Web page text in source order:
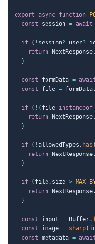
export async function
const session = await
if ( ! session?. user?. id
return NextResponse.
}
const formData = await
const file = formData.
if ( ! ( file instanceof
return NextResponse.
}
if ( !allowedTypes . has (
return NextResponse.
}
if ( file. size >
return NextResponse.
}
const input = Buffer.
const image = sharp(
const metadata = await